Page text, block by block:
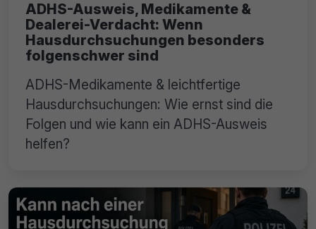
ADHS-Ausweis, Medikamente &
Dealerei-Verdacht: Wenn
Hausdurchsuchungen besonders
folgenschwer sind
ADHS-Medikamente & leichtfertige
Hausdurchsuchungen: Wie ernst sind die
Folgen und wie kann ein ADHS-Ausweis
helfen?